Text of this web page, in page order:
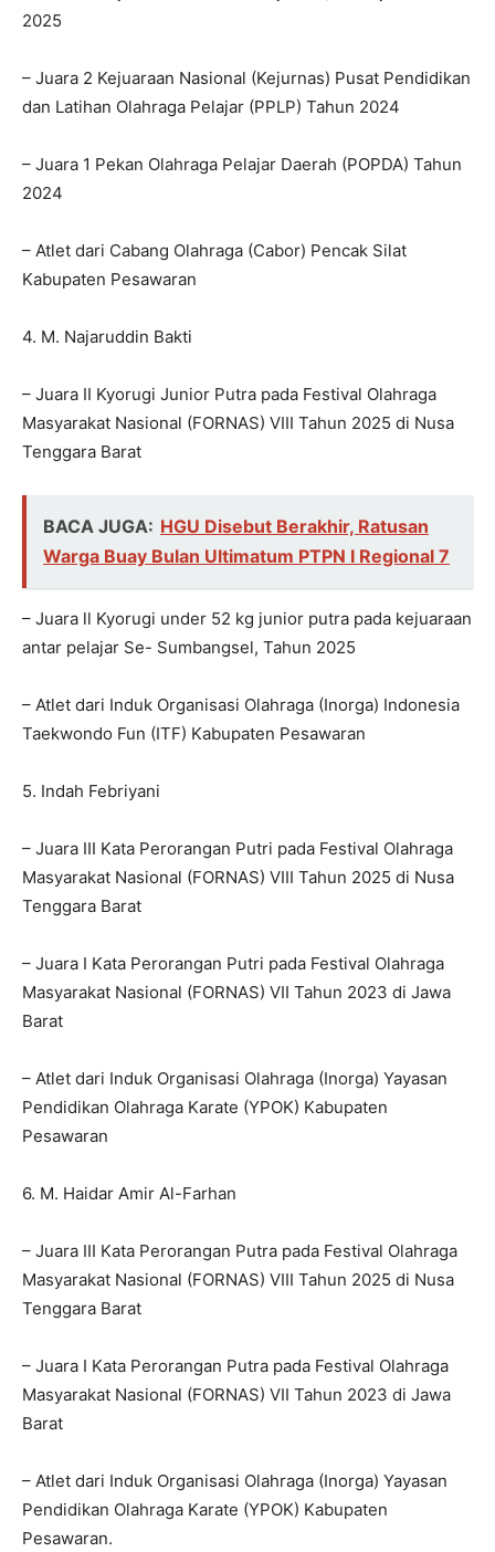
2025
– Juara 2 Kejuaraan Nasional (Kejurnas) Pusat Pendidikan
dan Latihan Olahraga Pelajar (PPLP) Tahun 2024
– Juara 1 Pekan Olahraga Pelajar Daerah (POPDA) Tahun
2024
– Atlet dari Cabang Olahraga (Cabor) Pencak Silat
Kabupaten Pesawaran
4. M. Najaruddin Bakti
– Juara II Kyorugi Junior Putra pada Festival Olahraga
Masyarakat Nasional (FORNAS) VIII Tahun 2025 di Nusa
Tenggara Barat
BACA JUGA: HGU Disebut Berakhir, Ratusan
Warga Buay Bulan Ultimatum PTPN I Regional 7
– Juara ll Kyorugi under 52 kg junior putra pada kejuaraan
antar pelajar Se- Sumbangsel, Tahun 2025
– Atlet dari Induk Organisasi Olahraga (Inorga) Indonesia
Taekwondo Fun (ITF) Kabupaten Pesawaran
5. Indah Febriyani
– Juara III Kata Perorangan Putri pada Festival Olahraga
Masyarakat Nasional (FORNAS) VIII Tahun 2025 di Nusa
Tenggara Barat
– Juara I Kata Perorangan Putri pada Festival Olahraga
Masyarakat Nasional (FORNAS) VII Tahun 2023 di Jawa
Barat
– Atlet dari Induk Organisasi Olahraga (Inorga) Yayasan
Pendidikan Olahraga Karate (YPOK) Kabupaten
Pesawaran
6. M. Haidar Amir Al-Farhan
– Juara III Kata Perorangan Putra pada Festival Olahraga
Masyarakat Nasional (FORNAS) VIII Tahun 2025 di Nusa
Tenggara Barat
– Juara I Kata Perorangan Putra pada Festival Olahraga
Masyarakat Nasional (FORNAS) VII Tahun 2023 di Jawa
Barat
– Atlet dari Induk Organisasi Olahraga (Inorga) Yayasan
Pendidikan Olahraga Karate (YPOK) Kabupaten
Pesawaran.